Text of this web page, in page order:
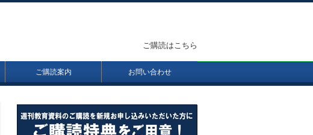
ご購読案内 お問い合わせ
ご購読はこちら